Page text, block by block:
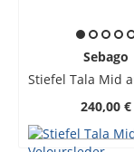
Sebago
240,00 €